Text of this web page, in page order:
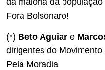
da maioria da
Fora Bolsonaro!
(*) Beto Aguiar e
dirigentes do
Pela Moradia